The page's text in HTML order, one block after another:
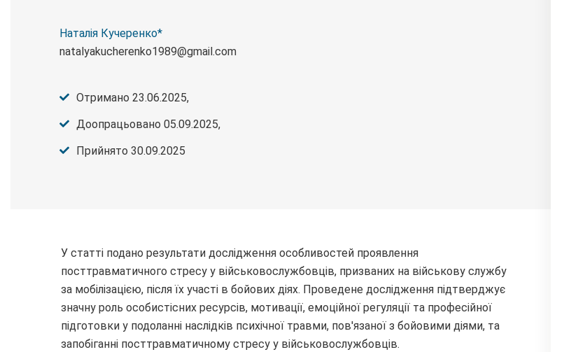
Наталія Кучеренко*
natalyakucherenko1989@gmail.com
Отримано 23.06.2025,
Доопрацьовано 05.09.2025,
Прийнято 30.09.2025
У статті подано результати дослідження особливостей проявлення
посттравматичного стресу у військовослужбовців, призваних на військову службу
за мобілізацією, після їх участі в бойових діях. Проведене дослідження підтверджує
значну роль особистісних ресурсів, мотивації, емоційної регуляції та професійної
підготовки у подоланні наслідків психічної травми, пов'язаної з бойовими діями, та
запобіганні посттравматичному стресу у військовослужбовців.